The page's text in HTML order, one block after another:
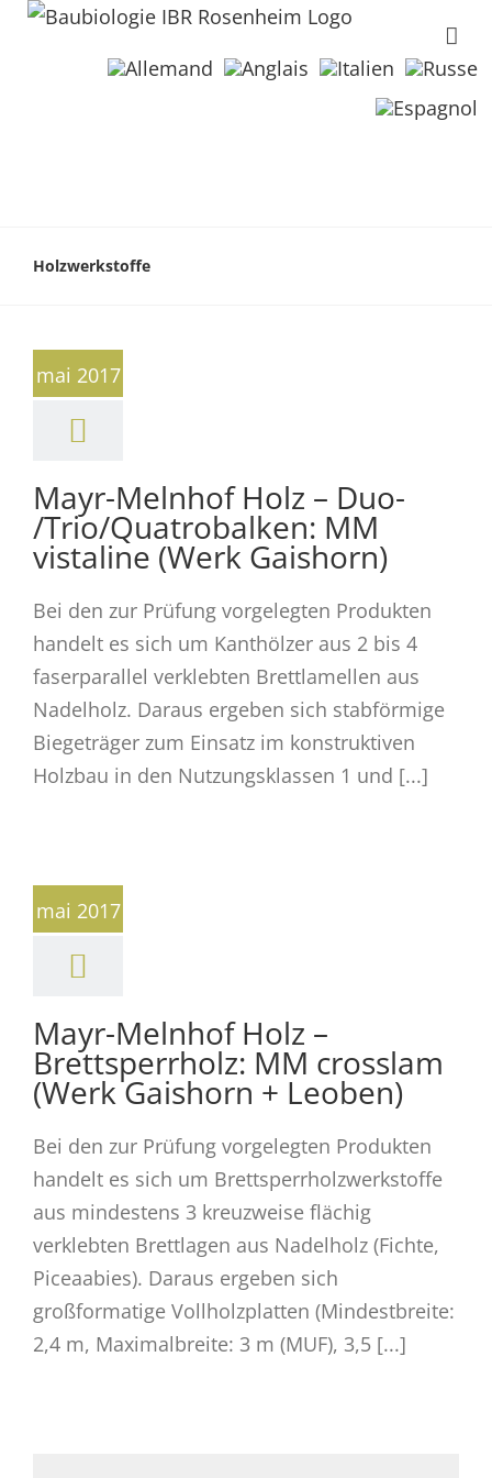
Holzwerkstoffe
mai 2017
Mayr-Melnhof Holz – Duo-
/Trio/Quatrobalken: MM
vistaline (Werk Gaishorn)
Bei den zur Prüfung vorgelegten Produkten
handelt es sich um Kanthölzer aus 2 bis 4
faserparallel verklebten Brettlamellen aus
Nadelholz. Daraus ergeben sich stabförmige
Biegeträger zum Einsatz im konstruktiven
Holzbau in den Nutzungsklassen 1 und [...]
mai 2017
Mayr-Melnhof Holz –
Brettsperrholz: MM crosslam
(Werk Gaishorn + Leoben)
Bei den zur Prüfung vorgelegten Produkten
handelt es sich um Brettsperrholzwerkstoffe
aus mindestens 3 kreuzweise flächig
verklebten Brettlagen aus Nadelholz (Fichte,
Piceaabies). Daraus ergeben sich
großformatige Vollholzplatten (Mindestbreite:
2,4 m, Maximalbreite: 3 m (MUF), 3,5 [...]